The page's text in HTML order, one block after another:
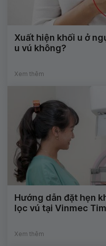
Xuất hiện khối u ở
u vú không?
Xem thêm
Hướng dẫn đặt hẹn
lọc vú tại Vinmec
Xem thêm